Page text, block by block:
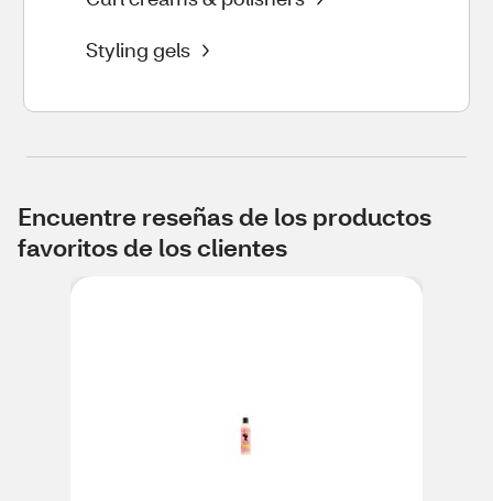
Styling gels
Encuentre reseñas de los productos
favoritos de los clientes